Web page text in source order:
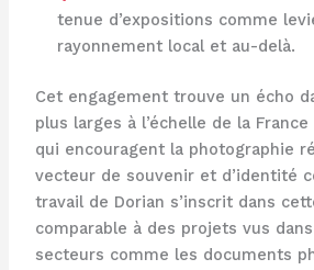
tenue d’expositions comme
rayonnement local et au-delà.
Cet engagement trouve un écho
plus larges à l’échelle de la France
qui encouragent la photographie
vecteur de souvenir et d’identité
travail de Dorian s’inscrit dans
comparable à des projets vus dans
secteurs comme les documents